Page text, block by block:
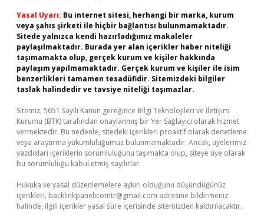
Yasal Uyarı: Bu internet sitesi, herhangi bir marka, kurum
veya şahıs şirketi ile hiçbir bağlantısı bulunmamaktadır.
Sitede yalnızca kendi hazırladığımız makaleler
paylaşılmaktadır. Burada yer alan içerikler haber niteliği
taşımamakta olup, gerçek kurum ve kişiler hakkında
paylaşım yapılmamaktadır. Gerçek kurum ve kişiler ile isim
benzerlikleri tamamen tesadüfidir. Sitemizdeki bilgiler
taslak halindedir ve tavsiye niteliği taşımazlar.
Sitemiz, 5651 Sayılı Kanun gereğince Bilgi Teknolojileri ve İletişim
Kurumu (BTK) tarafından onaylanmış bir Yer Sağlayıcı olarak hizmet
vermektedir. Bu nedenle, sitedeki içerikleri proaktif olarak denetleme
veya araştırma yükümlülüğümüz bulunmamaktadır. Ancak, üyelerimiz
yazdıkları içeriklerin sorumluluğunu taşımakta olup, siteye üye olarak
bu sorumluluğu kabul etmiş sayılırlar.
Hukuka ve yasal düzenlemelere aykırı olduğunu düşündüğünüz
içerikleri, backlinkpanelicomtr@gmail.com adresine bildirmeniz
halinde, ilgili içerikler yasal süre içerisinde sitemizden kaldırılacaktır.